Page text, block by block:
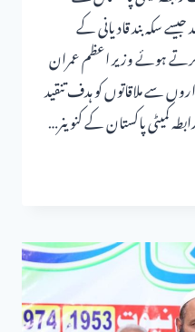
سکہ بند قادیانی کے
ہوئے وزیر اعظم عمران
سے ملاقاتوں کو ہدف تنقید
کمیٹی پاکستان کے کنوینر…